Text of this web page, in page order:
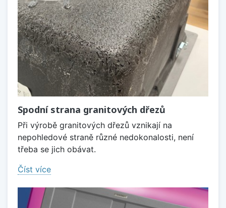
Spodní strana granitových dřezů
Při výrobě granitových dřezů vznikají na
nepohledové straně různé nedokonalosti, není
třeba se jich obávat.
Číst více